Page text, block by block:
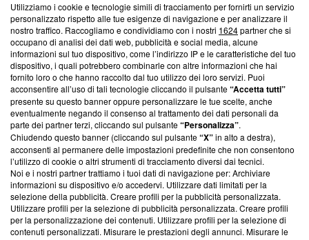
Questa sezione offre informazioni trasparenti su Blasting
News, sui nostri processi editoriali e su come ci impegniamo a
creare news di qualità. Inoltre, afferma la nostra aderenza a
‘Trust Project - News with Integrity’Blasting News non è
ancora membro del programma, ma ha richiesto di farne
parte; Trust Project non ha ancora effettuato una verifica di
conformità agli standard.
Su di noi
Team editoriale
Corporate
Redazione
Informativa Privacy
Utilizziamo i cookie e tecnologie simili di tracciamento per fornirti un servizio
personalizzato rispetto alle tue esigenze di navigazione e per analizzare il
nostro traffico. Raccogliamo e condividiamo con i nostri 1624partner che si
occupano di analisi dei dati web, pubblicità e social media, alcune
informazioni sul tuo dispositivo, come l’indirizzo IP e le caratteristiche del tuo
dispositivo, i quali potrebbero combinarle con altre informazioni che hai
fornito loro o che hanno raccolto dal tuo utilizzo dei loro servizi. Puoi
acconsentire all’uso di tali tecnologie cliccando il pulsante“Accetta tutti”
presente su questo banner oppure personalizzare le tue scelte, anche
eventualmente negando il consenso al trattamento dei dati personali da
parte dei partner terzi, cliccando sul pulsante“Personalizza”.
Chiudendo questo banner (cliccando sul pulsante“X”in alto a destra),
acconsenti al permanere delle impostazioni predefinite che non consentono
l’utilizzo di cookie o altri strumenti di tracciamento diversi dai tecnici.
Noi e i nostri partner trattiamo i tuoi dati di navigazione per: Archiviare
informazioni su dispositivo e/o accedervi. Utilizzare dati limitati per la
selezione della pubblicità. Creare profili per la pubblicità personalizzata.
Utilizzare profili per la selezione di pubblicità personalizzata. Creare profili
per la personalizzazione dei contenuti. Utilizzare profili per la selezione di
contenuti personalizzati. Misurare le prestazioni degli annunci. Misurare le